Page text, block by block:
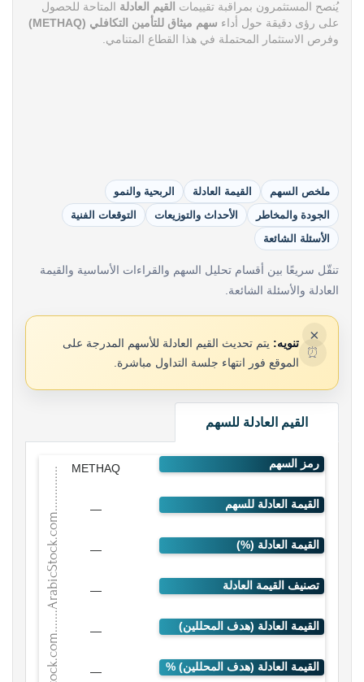
يُنصح المستثمرون بمراقبة تقييمات القيم العادلة المتاحة للحصول
على رؤى دقيقة حول أداء سهم ميثاق للتأمين التكافلي (METHAQ)
وفرص الاستثمار المحتملة في هذا القطاع المتنامي.
ملخص السهم القيمة العادلة
الربحية والنمو
الجودة والمخاطر
الأحداث والتوزيعات
التوقعات الفنية
الأسئلة الشائعة
تنقّل سريعًا بين أقسام تحليل السهم والقراءات الأساسية والقيمة
العادلة والأسئلة الشائعة.
×
⏰
تنويه: يتم تحديث القيم العادلة للأسهم المدرجة على
الموقع فور انتهاء جلسة التداول مباشرة.
القيم العادلة للسهم
METHAQ
—
—
—
—
—